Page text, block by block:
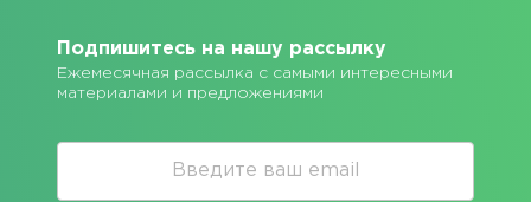
Подпишитесь на нашу рассылку
Ежемесячная рассылка с самыми интересными
материалами и предложениями